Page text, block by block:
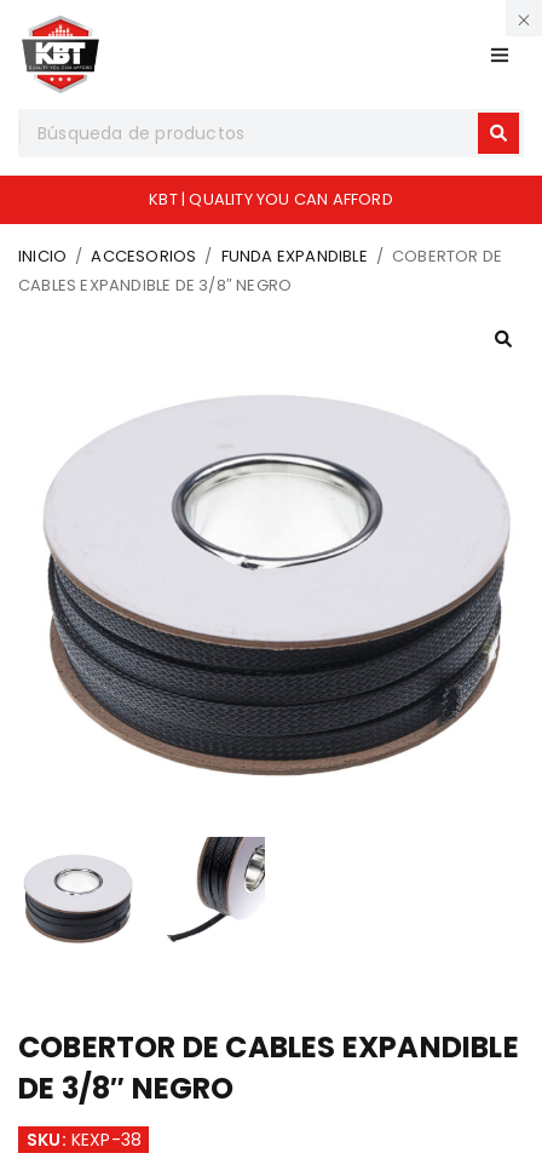
KBT | QUALITY YOU CAN AFFORD
INICIO / ACCESORIOS / FUNDA EXPANDIBLE / COBERTOR DE
CABLES EXPANDIBLE DE 3/8″ NEGRO
COBERTOR DE CABLES EXPANDIBLE
DE 3/8″ NEGRO
SKU: KEXP-38